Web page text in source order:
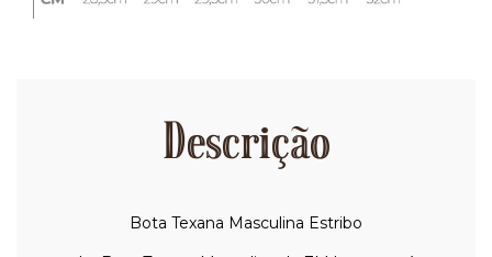
Descrição
Bota Texana Masculina Estribo